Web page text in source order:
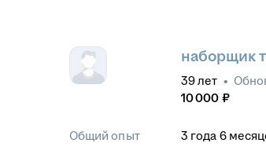
наборщик
39лет •
10 000 ₽
Общий опыт 3 года 6